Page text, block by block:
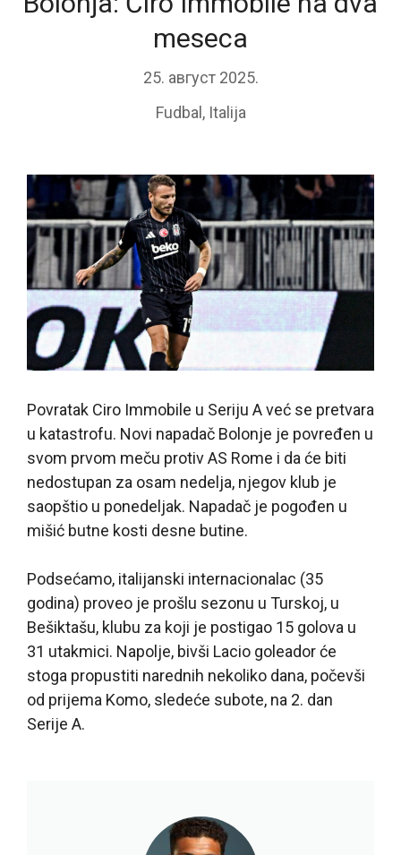
meseca
25. август 2025.
Fudbal , Italija
Povratak Ciro Immobile u Seriju A već se pretvara
u katastrofu. Novi napadač Bolonje je povređen u
svom prvom meču protiv AS Rome i da će biti
nedostupan za osam nedelja, njegov klub je
saopštio u ponedeljak. Napadač je pogođen u
mišić butne kosti desne butine.
Podsećamo, italijanski internacionalac (35
godina) proveo je prošlu sezonu u Turskoj, u
Bešiktašu, klubu za koji je postigao 15 golova u
31 utakmici. Napolje, bivši Lacio goleador će
stoga propustiti narednih nekoliko dana, počevši
od prijema Komo, sledeće subote, na 2. dan
Serije A.